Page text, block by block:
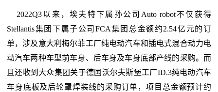
2022Q3以来，埃夫特下属孙公司Auto robot不仅获得
Stellantis集团下属子公司FCA集团总金额约2.54亿元的订
单，涉及意大利梅尔菲工厂纯电动汽车和插电式混合动力电
动汽车两种车型前车身、后车身及车身底部产线的采购。而
且还收到大众集团关于德国沃尔夫斯堡工厂ID.3纯电动汽车
车身底板及后轮罩焊装线的采购订单，项目总金额预计约